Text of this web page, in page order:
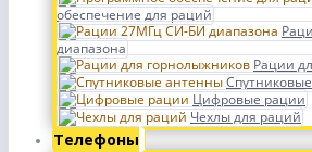
обеспечение для раций
диапазона
Рации
Цифровые рации
Чехлы для раций
Телефоны